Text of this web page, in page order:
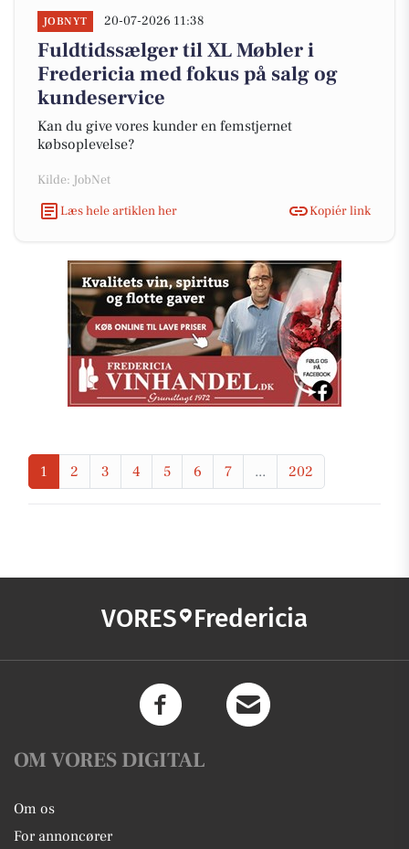
JOBNYT 20-07-2026 11:38
Fuldtidssælger til XL Møbler i
Fredericia med fokus på salg og
kundeservice
Kan du give vores kunder en femstjernet
købsoplevelse?
Kilde: JobNet
Læs hele artiklen her
Kopiér link
1 2 3 4 5 6 7 ... 202
VORES Fredericia
OM VORES DIGITAL
Om os
For annoncører